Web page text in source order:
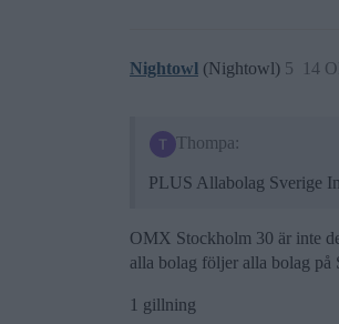
Nightowl (Nightowl) 14
5
Thompa:
PLUS Allabolag Sverige
OMX Stockholm 30 är inte
alla bolag följer alla bolag på
1 gillning